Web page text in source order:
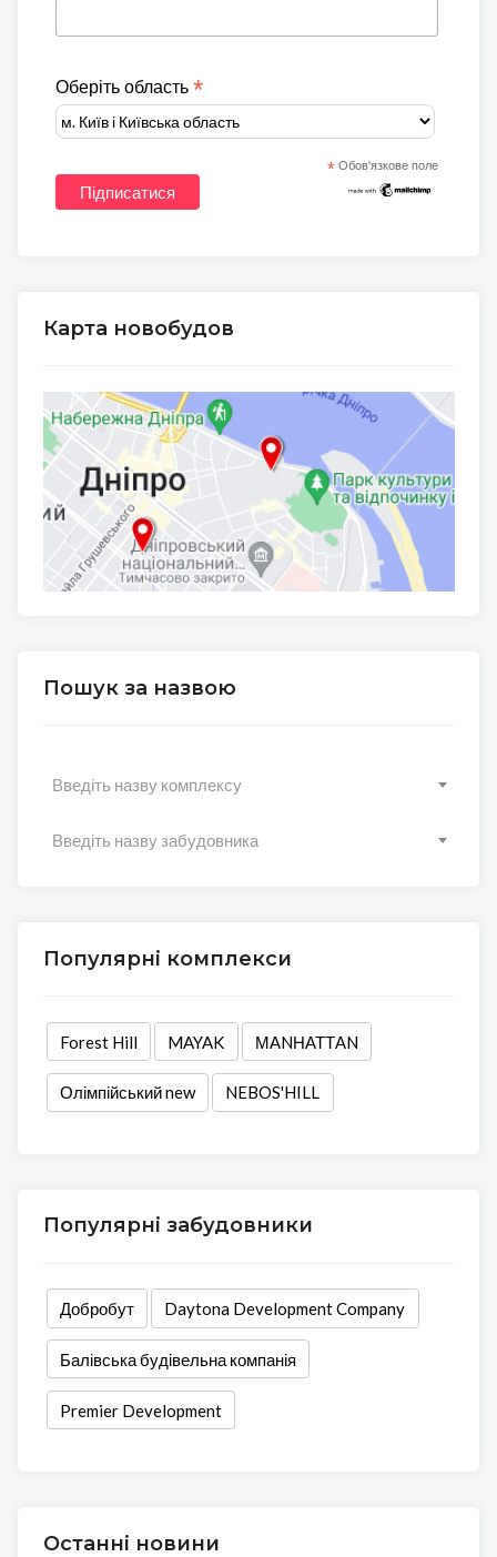
Оберіть область *
* Обов'язкове поле
Карта новобудов
Пошук за назвою
Введіть назву комплексу
Введіть назву забудовника
Популярні комплекси
Forest Hill MAYAK МАNНАТТАN
Олімпійський new NEBOS'HILL
Популярні забудовники
Добробут Daytona Development Company
Балівська будівельна компанія
Premier Development
Останні новини